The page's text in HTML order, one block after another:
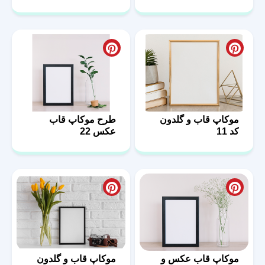
موکاپ قاب و گلدون
کد 11
طرح موکاپ قاب
عکس 22
موکاپ قاب عکس و
موکاپ قاب و گلدون